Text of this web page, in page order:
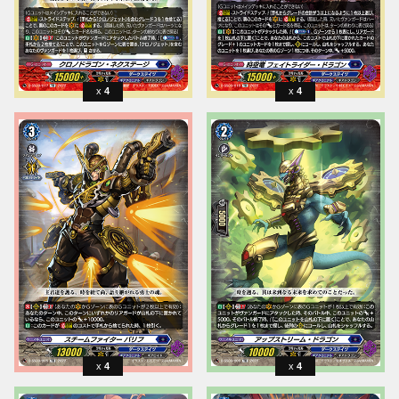
4 4
4 4